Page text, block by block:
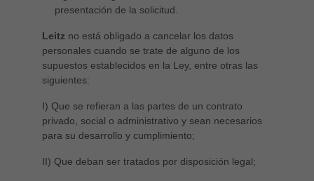
presentación de la solicitud.
Leitz no está obligado a cancelar los datos
personales cuando se trate de alguno de los
supuestos establecidos en la Ley, entre otras las
siguientes:
I) Que se refieran a las partes de un contrato
privado, social o administrativo y sean necesarios
para su desarrollo y cumplimiento;
II) Que deban ser tratados por disposición legal;